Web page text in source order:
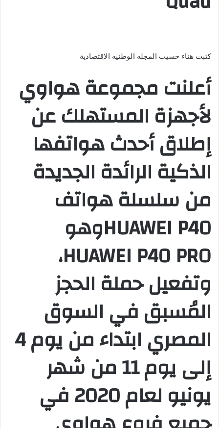
كتبت هناء حسيب المجله الوطنيه الإقتصادية
أعلنت مجموعة هواوي
لأجهزة المستهلك عن
إطلاق أحدث هواتفها
الذكية الرائدة الجديدة
من سلسلة هواتف
HUAWEI P40وهو
HUAWEI P40 PRO،
وتفعيل حملة الحجز
المُسبق في السوق
المصري ابتداء من يوم 4
إلى يوم 11 من شهر
يونيو لعام 2020 في